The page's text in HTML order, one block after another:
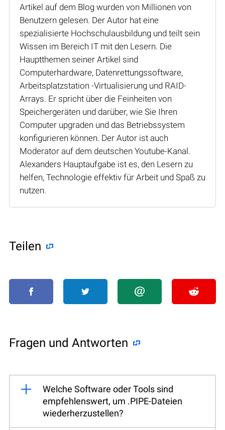
Artikel auf dem Blog wurden von Millionen von
Benutzern gelesen. Der Autor hat eine
spezialisierte Hochschulausbildung und teilt sein
Wissen im Bereich IT mit den Lesern. Die
Hauptthemen seiner Artikel sind
Computerhardware, Datenrettungssoftware,
Arbeitsplatzstation -Virtualisierung und RAID-
Arrays. Er spricht über die Feinheiten von
Speichergeräten und darüber, wie Sie Ihren
Computer upgraden und das Betriebssystem
konfigurieren können. Der Autor ist auch
Moderator auf dem deutschen Youtube-Kanal.
Alexanders Hauptaufgabe ist es, den Lesern zu
helfen, Technologie effektiv für Arbeit und Spaß zu
nutzen.
Teilen
Fragen und Antworten
Welche Software oder Tools sind
empfehlenswert, um .PIPE-Dateien
wiederherzustellen?